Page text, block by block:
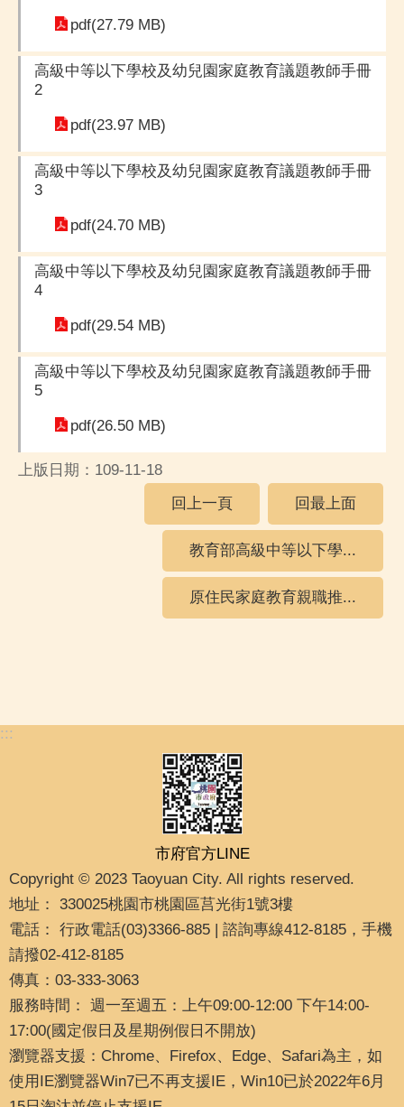
pdf(27.79 MB)
高級中等以下學校及幼兒園家庭教育議題教師手冊
2
pdf(23.97 MB)
高級中等以下學校及幼兒園家庭教育議題教師手冊
3
pdf(24.70 MB)
高級中等以下學校及幼兒園家庭教育議題教師手冊
4
pdf(29.54 MB)
高級中等以下學校及幼兒園家庭教育議題教師手冊
5
pdf(26.50 MB)
上版日期：109-11-18
回上一頁
回最上面
教育部高級中等以下學...
原住民家庭教育親職推...
:::
市府官方LINE
Copyright © 2023 Taoyuan City. All rights reserved.
地址： 330025桃園市桃園區莒光街1號3樓
電話： 行政電話(03)3366-885 | 諮詢專線412-8185，手機
請撥02-412-8185
傳真：03-333-3063
服務時間： 週一至週五：上午09:00-12:00 下午14:00-
17:00(國定假日及星期例假日不開放)
瀏覽器支援：Chrome、Firefox、Edge、Safari為主，如
使用IE瀏覽器Win7已不再支援IE，Win10已於2022年6月